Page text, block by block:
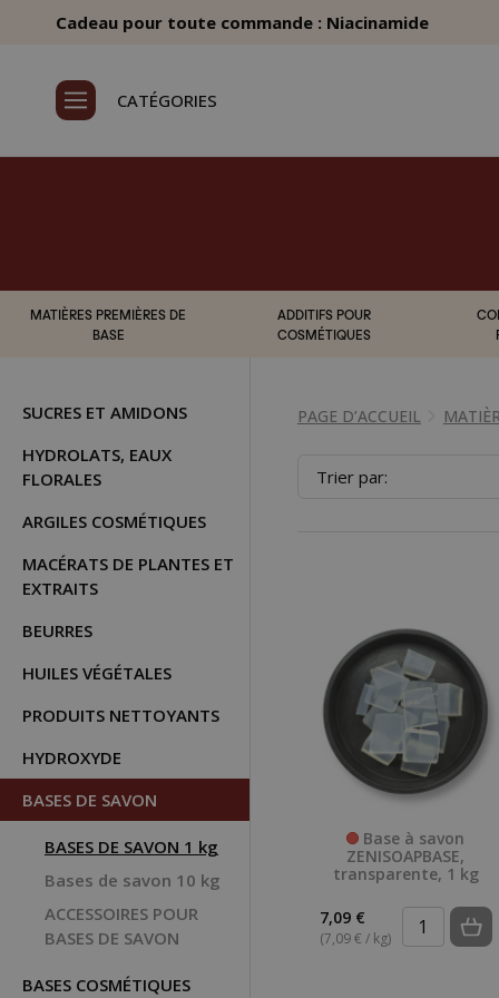
Cadeau pour toute commande : Niacinamide
CATÉGORIES
MATIÈRES PREMIÈRES DE
BASE
ADDITIFS POUR
COSMÉTIQUES
SUCRES ET AMIDONS
HYDROLATS, EAUX
FLORALES
ARGILES COSMÉTIQUES
MACÉRATS DE PLANTES ET
EXTRAITS
BEURRES
HUILES VÉGÉTALES
PRODUITS NETTOYANTS
HYDROXYDE
BASES DE SAVON
BASES DE SAVON 1 kg
Bases de savon 10 kg
ACCESSOIRES POUR
BASES DE SAVON
BASES COSMÉTIQUES
PAGE D’ACCUEIL
Trier par:
Base à savon
ZENISOAPBASE,
transparente, 1 kg
7,09 €
(7,09 € / kg)